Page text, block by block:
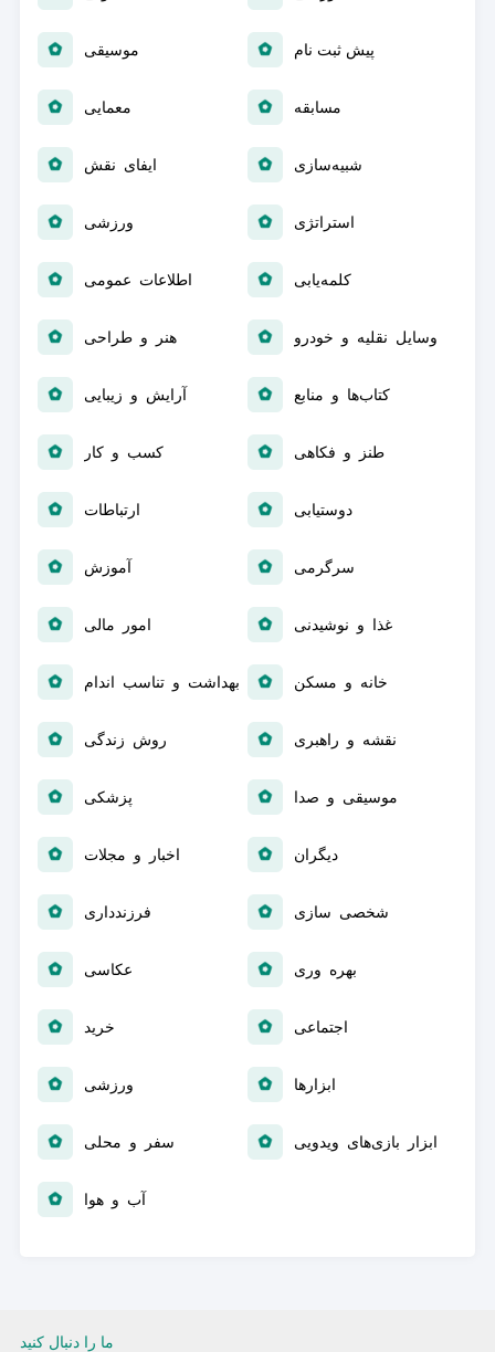
موسیقی پیش ثبت نام
معمایی مسابقه
ایفای نقش شبیه‌سازی
ورزشی استراتژی
اطلاعات عمومی کلمه‌یابی
هنر و طراحی ‏وسایل نقلیه و خودرو
‏آرایش و زیبایی کتاب‌ها و منابع
کسب و کار طنز و فکاهی
ارتباطات دوستیابی
آموزش سرگرمی
امور مالی غذا و نوشیدنی
بهداشت و تناسب اندام ‏خانه و مسکن
روش زندگی ‏نقشه و راهبری
پزشکی موسیقی و صدا
اخبار و مجلات دیگران
‏فرزندداری شخصی سازی
عکاسی بهره وری
خرید اجتماعی
ورزشی ابزارها
سفر و محلی ‏ابزار بازی‌های ویدویی
آب و هوا
ما را دنبال کنید